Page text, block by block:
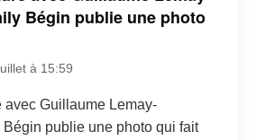
Bégin publie une photo
à 15:59
avec Guillaume Lemay-
publie une photo qui fait